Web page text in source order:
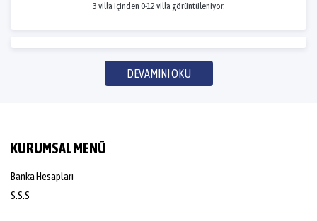
3 villa içinden 0-12 villa görüntüleniyor.
DEVAMINI OKU
KURUMSAL MENÜ
Banka Hesapları
S.S.S